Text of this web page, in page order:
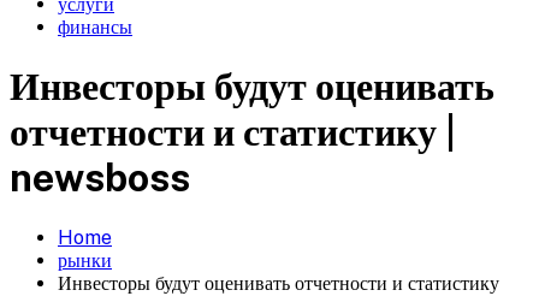
финансы
Инвесторы будут оценивать
отчетности и статистику |
newsboss
Home
рынки
Инвесторы будут оценивать отчетности и статистику